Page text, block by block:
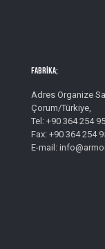
Fabrika;
Adres Organize
Çorum/Türkiye,
Tel: +90 364 254
Fax: +90 364 254
E-mail: